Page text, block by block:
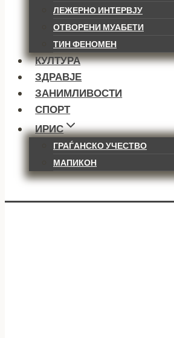
ЛЕЖЕРНО ИНТЕРВЈУ
ОТВОРЕНИ МУАБЕТИ
ТИН ФЕНОМЕН
КУЛТУРА
ЗДРАВЈЕ
ЗАНИМЛИВОСТИ
СПОРТ
ИРИС
ГРАЃАНСКО УЧЕСТВО
МАПИКОН